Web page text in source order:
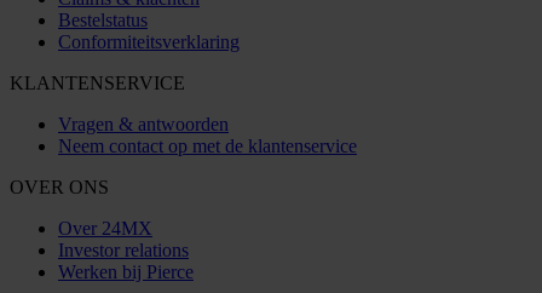
Bestelstatus
Conformiteitsverklaring
KLANTENSERVICE
Vragen & antwoorden
Neem contact op met de klantenservice
OVER ONS
Over 24MX
Investor relations
Werken bij Pierce